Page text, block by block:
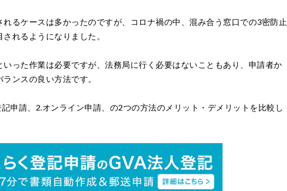
るケースは多かったのですが、コロナ禍の中、混み合う窓口での3密防止
れるようになりました。
った作業は必要ですが、法務局に行く必要はないこともあり、申請者か
ンスの良い方法です。
申請、2.オンライン申請、の2つの方法のメリット・デメリットを比較し